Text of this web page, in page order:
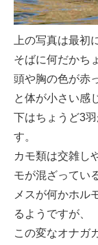
上の写真は最初
そばに何だかち
頭や胸の色が赤
と体が小さい感
下はちょうど3
す。
カモ類は交雑し
モが混ざってい
メスが何かホル
るようですが、
この変なオナガ